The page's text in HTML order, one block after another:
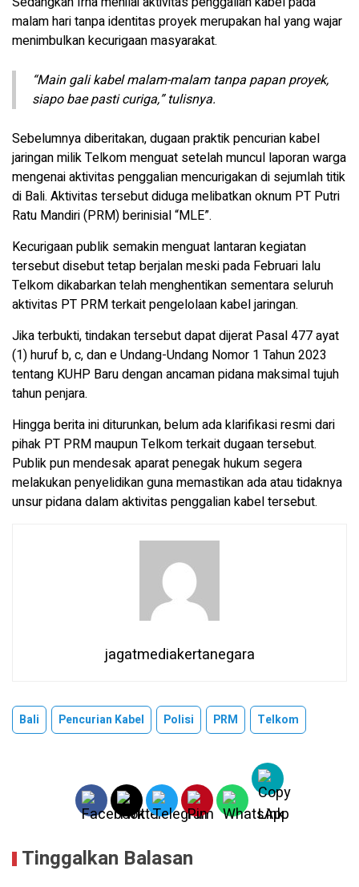
malam hari tanpa identitas proyek merupakan hal yang wajar
menimbulkan kecurigaan masyarakat.
“Main gali kabel malam-malam tanpa papan proyek,
siapo bae pasti curiga,” tulisnya.
Sebelumnya diberitakan, dugaan praktik pencurian kabel
jaringan milik Telkom menguat setelah muncul laporan warga
mengenai aktivitas penggalian mencurigakan di sejumlah titik
di Bali. Aktivitas tersebut diduga melibatkan oknum PT Putri
Ratu Mandiri (PRM) berinisial “MLE”.
Kecurigaan publik semakin menguat lantaran kegiatan
tersebut disebut tetap berjalan meski pada Februari lalu
Telkom dikabarkan telah menghentikan sementara seluruh
aktivitas PT PRM terkait pengelolaan kabel jaringan.
Jika terbukti, tindakan tersebut dapat dijerat Pasal 477 ayat
(1) huruf b, c, dan e Undang-Undang Nomor 1 Tahun 2023
tentang KUHP Baru dengan ancaman pidana maksimal tujuh
tahun penjara.
Hingga berita ini diturunkan, belum ada klarifikasi resmi dari
pihak PT PRM maupun Telkom terkait dugaan tersebut.
Publik pun mendesak aparat penegak hukum segera
melakukan penyelidikan guna memastikan ada atau tidaknya
unsur pidana dalam aktivitas penggalian kabel tersebut.
jagatmediakertanegara
Bali Pencurian Kabel Polisi PRM Telkom
Tinggalkan Balasan